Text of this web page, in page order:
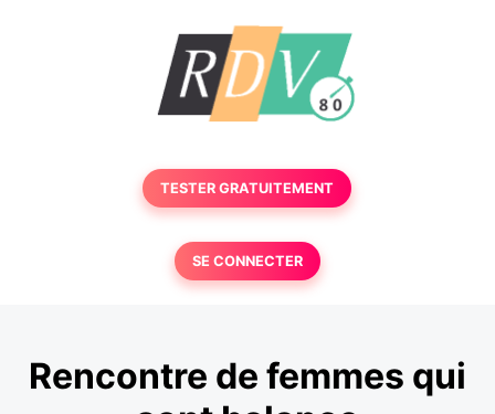
TESTER GRATUITEMENT
SE CONNECTER
Rencontre de femmes qui